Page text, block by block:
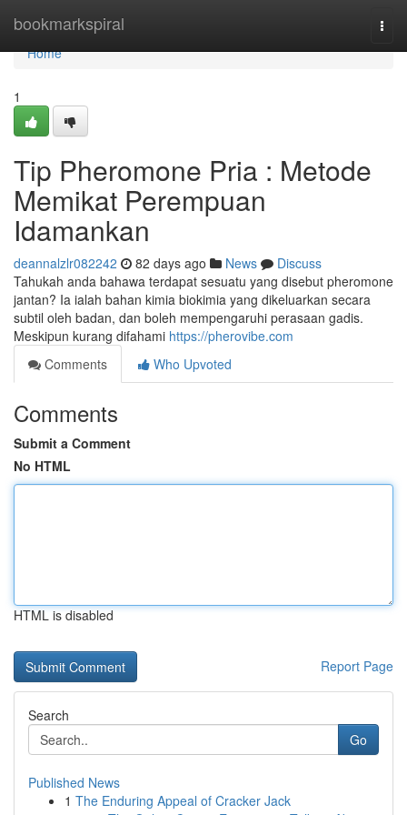
bookmarkspiral
Home
Home
1
Tip Pheromone Pria : Metode
Memikat Perempuan
Idamankan
deannalzlr082242 82 days ago News
Discuss
Tahukah anda bahawa terdapat sesuatu yang disebut pheromone
jantan? Ia ialah bahan kimia biokimia yang dikeluarkan secara
subtil oleh badan, dan boleh mempengaruhi perasaan gadis.
Meskipun kurang difahami https://pherovibe.com
Comments
Who Upvoted
Comments
Submit a Comment
No HTML
HTML is disabled
Report Page
Search
Go
Published News
1 The Enduring Appeal of Cracker Jack